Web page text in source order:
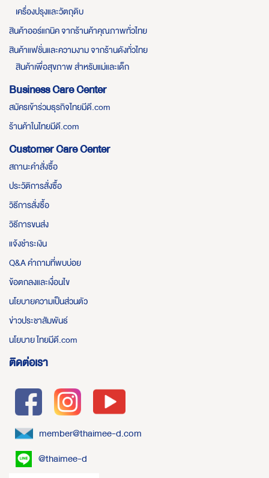
เครื่องปรุงและวัตถุดิบ
สินค้าออร์แกนิค จากร้านค้าคุณภาพทั่วไทย
สินค้าแฟชั่นและความงาม จากร้านดังทั่วไทย
สินค้าเพื่อสุขภาพ สำหรับแม่และเด็ก
Business Care Center
สมัครเข้าร่วมธุรกิจไทยมีดี.com
ร้านค้าในไทยมีดี.com
Customer Care Center
สถานะคำสั่งซื้อ
ประวัติการสั่งซื้อ
วิธีการสั่งซื้อ
วิธีการขนส่ง
แจ้งชำระเงิน
Q&A คำถามที่พบบ่อย
ข้อตกลงและเงื่อนไข
นโยบายความเป็นส่วนตัว
ข่าวประชาสัมพันธ์
นโยบาย ไทยมีดี.com
ติดต่อเรา
member@thaimee-d.com
@thaimee-d